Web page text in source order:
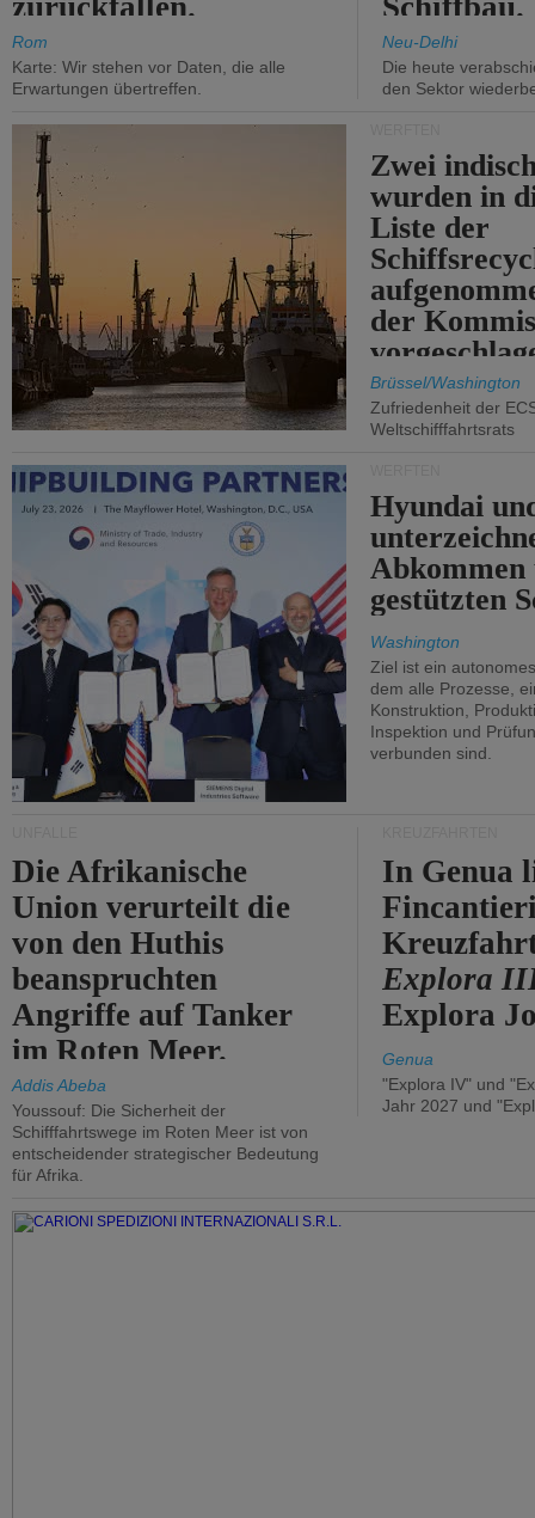
zurückfallen.
Rom
Karte: Wir stehen vor Daten, die alle
Erwartungen übertreffen.
Schiffbau.
Neu-Delhi
Die heute
den Sektor
Zwei
wurden in
Liste der
der
Brüssel/Washington
Zufriedenheit der
Weltschifffahrtsrats
Hyundai
gestützten
Washington
Ziel ist ein
dem alle Prozesse,
Konstruktion,
Inspektion und
verbunden sind.
Die Afrikanische
Union verurteilt die
von den Huthis
beanspruchten
Angriffe auf Tanker
im Roten Meer.
Addis Abeba
Youssouf: Die Sicherheit der
Schifffahrtswege im Roten Meer ist von
entscheidender strategischer Bedeutung
für Afrika.
In Genua
Explora
Explora
Genua
"Explora IV" und
Jahr 2027 und